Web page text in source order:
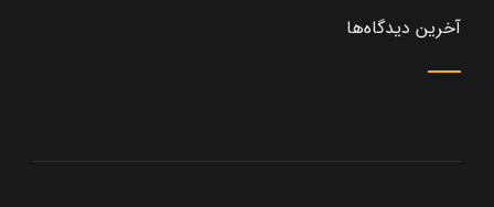
آخرین دیدگاه‌ها